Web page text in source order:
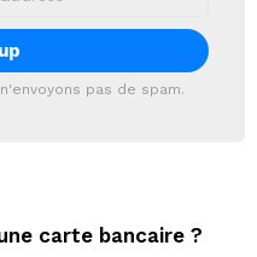
pas de spam.
carte bancaire ?